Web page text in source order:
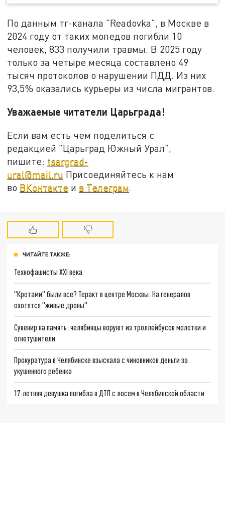
По данным тг-канала "Readovka", в Москве в
2024 году от таких мопедов погибли 10
человек, 833 получили травмы. В 2025 году
только за четыре месяца составлено 49
тысяч протоколов о нарушении ПДД. Из них
93,5% оказались курьеры из числа мигрантов.
Уважаемые читатели Царьграда!
Если вам есть чем поделиться с
редакцией "Царьград Южный Урал",
пишите: tsargrad-
ural@mail.ru Присоединяйтесь к нам
во ВКонтакте и в Телеграм.
ЧИТАЙТЕ ТАКЖЕ:
Технофашисты XXI века
"Кротами" были все? Теракт в центре Москвы: На генералов
охотятся "живые дроны"
Сувенир на память: челябинцы воруют из троллейбусов молотки и
огнетушители
Прокуратура в Челябинске взыскала с чиновников деньги за
укушенного ребенка
17-летняя девушка погибла в ДТП с лосем в Челябинской области